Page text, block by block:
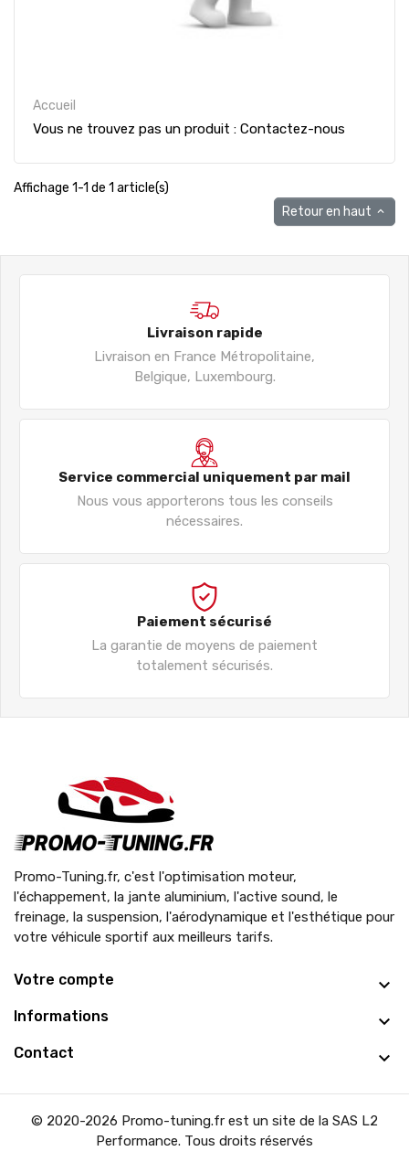
Accueil
Vous ne trouvez pas un produit : Contactez-nous
Affichage 1-1 de 1 article(s)
Retour en haut 
Livraison rapide
Livraison en France Métropolitaine,
Belgique, Luxembourg.
Service commercial uniquement par mail
Nous vous apporterons tous les conseils
nécessaires.
Paiement sécurisé
La garantie de moyens de paiement
totalement sécurisés.
Promo-Tuning.fr, c'est l'optimisation moteur,
l'échappement, la jante aluminium, l'active sound, le
freinage, la suspension, l'aérodynamique et l'esthétique pour
votre véhicule sportif aux meilleurs tarifs.
Votre compte
Informations
Contact
© 2020-2026 Promo-tuning.fr est un site de la SAS L2
Performance. Tous droits réservés